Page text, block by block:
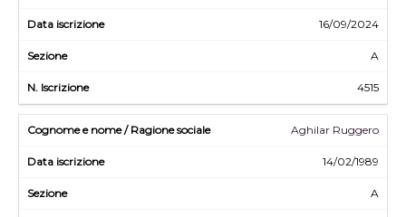
16/09/2024
A
4515
Aghilar Ruggero
14/02/1989
A